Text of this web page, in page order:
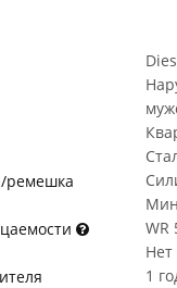
ремешка
WR
Нет
1